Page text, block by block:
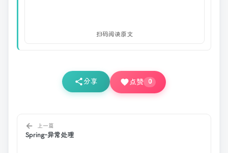
扫码阅读原文
分享 点赞 0
← 上一篇
Spring-异常处理